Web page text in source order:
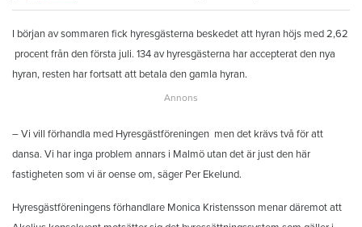
I början av sommaren fick hyresgästerna beskedet att hyran höjs med 2,62
procent från den första juli. 134 av hyresgästerna har accepterat den nya
hyran, resten har fortsatt att betala den gamla hyran.
– Vi vill förhandla med Hyresgästföreningen men det krävs två för att
dansa. Vi har inga problem annars i Malmö utan det är just den här
fastigheten som vi är oense om, säger Per Ekelund.
Hyresgästföreningens förhandlare Monica Kristensson menar däremot att